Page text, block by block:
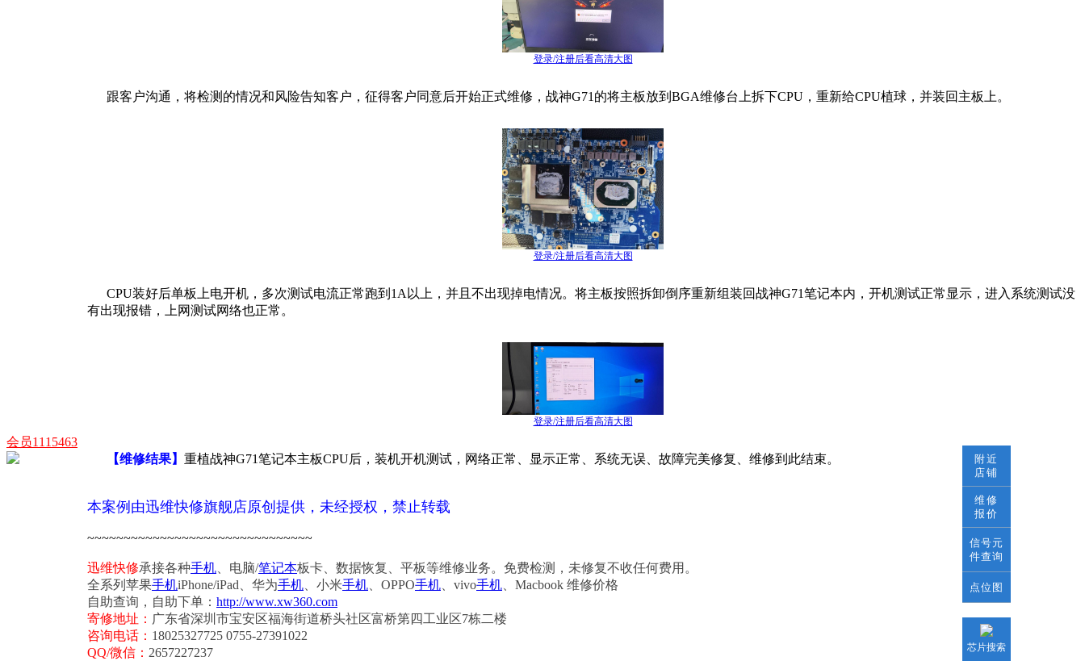
会员1115463
登录/注册后看高清大图
跟客户沟通，将检测的情况和风险告知客户，征得客户同意后开始正式维修，战神G71的将主板放到BGA维修台上拆下CPU，重新给CPU植球，并装回主板上。
登录/注册后看高清大图
CPU装好后单板上电开机，多次测试电流正常跑到1A以上，并且不出现掉电情况。将主板按照拆卸倒序重新组装回战神G71笔记本内，开机测试正常显示，进入系统测试没
有出现报错，上网测试网络也正常。
登录/注册后看高清大图
【维修结果】 重植战神G71笔记本主板CPU后，装机开机测试，网络正常、显示正常、系统无误、故障完美修复、维修到此结束。
本案例由迅维快修旗舰店原创提供，未经授权，禁止转载
~~~~~~~~~~~~~~~~~~~~~~~~~~~~~~~
迅维快修承接各种手机 、电脑/笔记本板卡、数据恢复、平板等维修业务。免费检测，未修复不收任何费用。
全系列苹果手机iPhone/iPad、华为手机 、小米手机 、OPPO手机 、vivo手机 、Macbook 维修价格
自助查询，自助下单： http://www.xw360.com
寄修地址： 广东省深圳市宝安区福海街道桥头社区富桥第四工业区7栋二楼
咨询电话： 18025327725 0755-27391022
QQ/微信： 2657227237
附近
店铺
维修
报价
信号元
件查询
点位图
芯片搜索